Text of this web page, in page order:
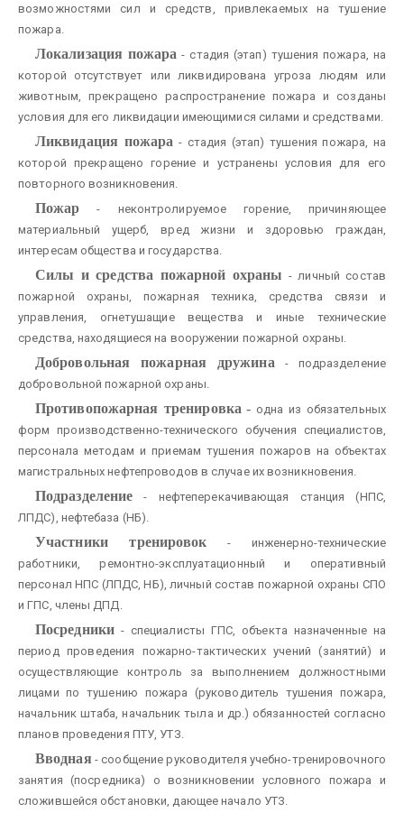
возможностями сил и средств, привлекаемых на тушение
пожара.
Локализация пожара - стадия (этап) тушения пожара, на
которой отсутствует или ликвидирована угроза людям или
животным, прекращено распространение пожара и созданы
условия для его ликвидации имеющимися силами и средствами.
Ликвидация пожара - стадия (этап) тушения пожара, на
которой прекращено горение и устранены условия для его
повторного возникновения.
Пожар - неконтролируемое горение, причиняющее
материальный ущерб, вред жизни и здоровью граждан,
интересам общества и государства.
Силы и средства пожарной охраны - личный состав
пожарной охраны, пожарная техника, средства связи и
управления, огнетушащие вещества и иные технические
средства, находящиеся на вооружении пожарной охраны.
Добровольная пожарная дружина - подразделение
добровольной пожарной охраны.
Противопожарная тренировка - одна из обязательных
форм производственно-технического обучения специалистов,
персонала методам и приемам тушения пожаров на объектах
магистральных нефтепроводов в случае их возникновения.
Подразделение - нефтеперекачивающая станция (НПС,
ЛПДС), нефтебаза (НБ).
Участники тренировок - инженерно-технические
работники, ремонтно-эксплуатационный и оперативный
персонал НПС (ЛПДС, НБ), личный состав пожарной охраны СПО
и ГПС, члены ДПД.
Посредники- специалисты ГПС, объекта назначенные на
период проведения пожарно-тактических учений (занятий) и
осуществляющие контроль за выполнением должностными
лицами по тушению пожара (руководитель тушения пожара,
начальник штаба, начальник тыла и др.) обязанностей согласно
планов проведения ПТУ, УТЗ.
Вводная - сообщение руководителя учебно-тренировочного
занятия (посредника) о возникновении условного пожара и
сложившейся обстановки, дающее начало УТЗ.